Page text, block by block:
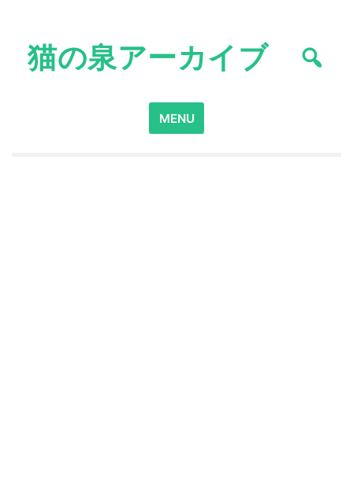
content猫の泉アーカイブ
Search
for:
MENU